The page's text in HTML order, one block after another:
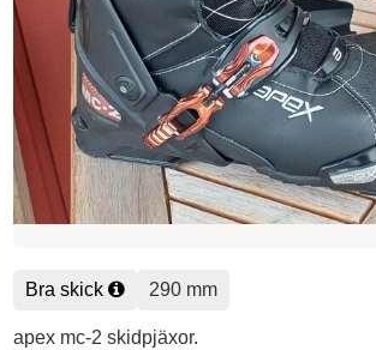
Bra skick 290 mm
apex mc-2 skidpjäxor.